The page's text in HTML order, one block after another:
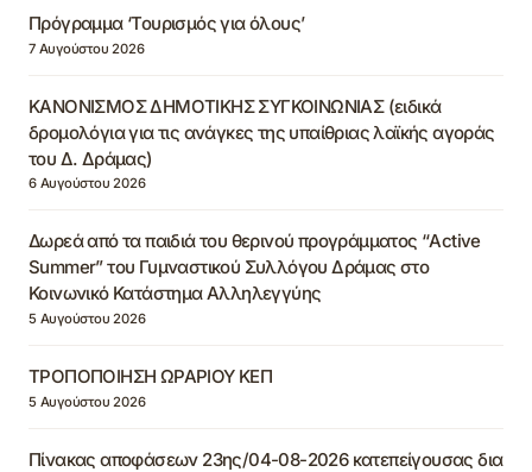
Πρόγραμμα ‘Τουρισμός για όλους’
7 Αυγούστου 2026
ΚΑΝΟΝΙΣΜΟΣ ΔΗΜΟΤΙΚΗΣ ΣΥΓΚΟΙΝΩΝΙΑΣ (ειδικά
δρομολόγια για τις ανάγκες της υπαίθριας λαϊκής αγοράς
του Δ. Δράμας)
6 Αυγούστου 2026
Δωρεά από τα παιδιά του θερινού προγράμματος “Active
Summer” του Γυμναστικού Συλλόγου Δράμας στο
Κοινωνικό Κατάστημα Αλληλεγγύης
5 Αυγούστου 2026
ΤΡΟΠΟΠΟΙΗΣΗ ΩΡΑΡΙΟΥ ΚΕΠ
5 Αυγούστου 2026
Πίνακας αποφάσεων 23ης/04-08-2026 κατεπείγουσας δια